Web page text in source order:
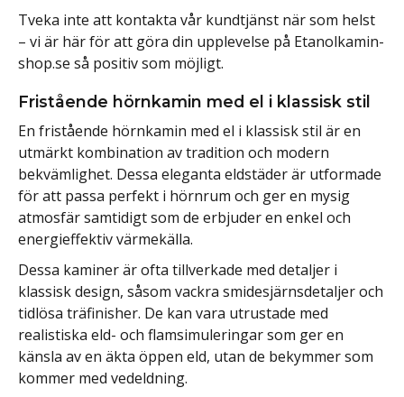
Tveka inte att kontakta vår kundtjänst när som helst
– vi är här för att göra din upplevelse på Etanolkamin-
shop.se så positiv som möjligt.
Fristående hörnkamin med el i klassisk stil
En fristående hörnkamin med el i klassisk stil är en
utmärkt kombination av tradition och modern
bekvämlighet. Dessa eleganta eldstäder är utformade
för att passa perfekt i hörnrum och ger en mysig
atmosfär samtidigt som de erbjuder en enkel och
energieffektiv värmekälla.
Dessa kaminer är ofta tillverkade med detaljer i
klassisk design, såsom vackra smidesjärnsdetaljer och
tidlösa träfinisher. De kan vara utrustade med
realistiska eld- och flamsimuleringar som ger en
känsla av en äkta öppen eld, utan de bekymmer som
kommer med vedeldning.